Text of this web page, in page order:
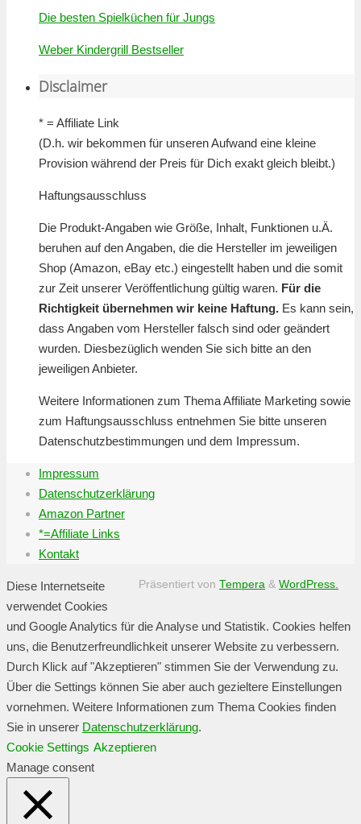
Die besten Spielküchen für Jungs
Weber Kindergrill Bestseller
Disclaimer
* = Affiliate Link
(D.h. wir bekommen für unseren Aufwand eine kleine
Provision während der Preis für Dich exakt gleich bleibt.)
Haftungsausschluss
Die Produkt-Angaben wie Größe, Inhalt, Funktionen u.Ä.
beruhen auf den Angaben, die die Hersteller im jeweiligen
Shop (Amazon, eBay etc.) eingestellt haben und die somit
zur Zeit unserer Veröffentlichung gültig waren. Für die
Richtigkeit übernehmen wir keine Haftung. Es kann sein,
dass Angaben vom Hersteller falsch sind oder geändert
wurden. Diesbezüglich wenden Sie sich bitte an den
jeweiligen Anbieter.
Weitere Informationen zum Thema Affiliate Marketing sowie
zum Haftungsausschluss entnehmen Sie bitte unseren
Datenschutzbestimmungen und dem Impressum.
Impressum
Datenschutzerklärung
Amazon Partner
*=Affiliate Links
Kontakt
Präsentiert von Tempera & WordPress.
Diese Internetseite
verwendet Cookies
und Google Analytics für die Analyse und Statistik. Cookies helfen
uns, die Benutzerfreundlichkeit unserer Website zu verbessern.
Durch Klick auf "Akzeptieren" stimmen Sie der Verwendung zu.
Über die Settings können Sie aber auch gezieltere Einstellungen
vornehmen. Weitere Informationen zum Thema Cookies finden
Sie in unserer Datenschutzerklärung.
Cookie Settings Akzeptieren
Manage consent